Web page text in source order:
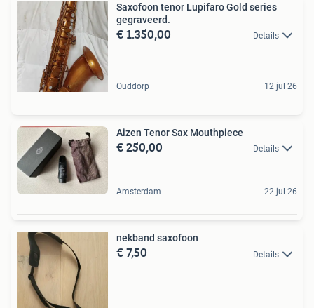
Saxofoon tenor Lupifaro Gold series
gegraveerd.
€ 1.350,00 Details
Ouddorp 12 jul 26
Aizen Tenor Sax Mouthpiece
€ 250,00 Details
Amsterdam 22 jul 26
nekband saxofoon
€ 7,50 Details